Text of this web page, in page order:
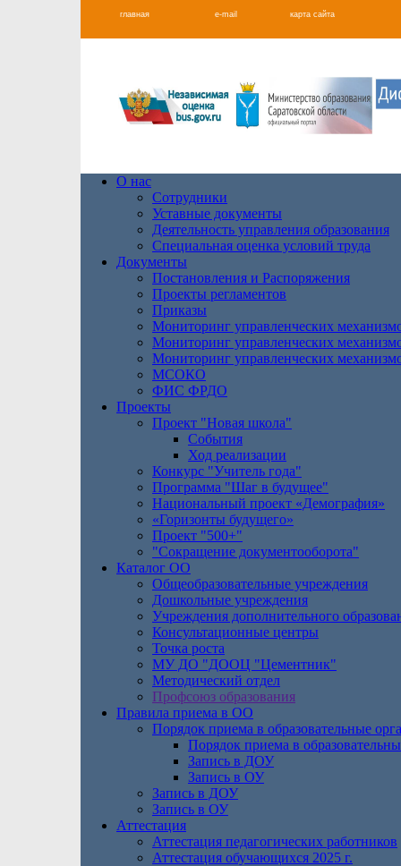
главная e-mail карта сайта
О нас
Сотрудники
Уставные документы
Деятельность управления образования
Специальная оценка условий труда
Документы
Постановления и Распоряжения
Проекты регламентов
Приказы
Мониторинг управленческих
Мониторинг управленческих
Мониторинг управленческих
МСОКО
ФИС ФРДО
Проекты
Проект "Новая школа"
События
Ход реализации
Конкурс "Учитель года"
Программа "Шаг в будущее"
Национальный проект «Демография»
«Горизонты будущего»
Проект "500+"
"Сокращение документооборота"
Каталог ОО
Общеобразовательные учреждения
Дошкольные учреждения
Учреждения дополнительного
Консультационные центры
Точка роста
МУ ДО "ДООЦ "Цементник"
Методический отдел
Профсоюз образования
Правила приема в ОО
Порядок приема в образовательные
Порядок приема в
Запись в ДОУ
Запись в ОУ
Запись в ДОУ
Запись в ОУ
Аттестация
Аттестация педагогических работников
Аттестация обучающихся 2025 г.